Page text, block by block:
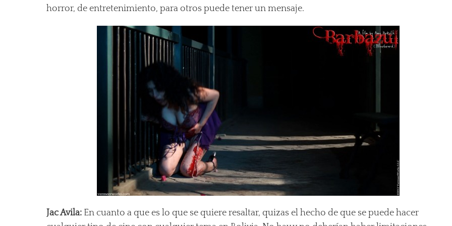
horror, de entretenimiento, para otros puede tener un mensaje.
Jac Avila: En cuanto a que es lo que se quiere resaltar, quizas el hecho de que se puede hacer